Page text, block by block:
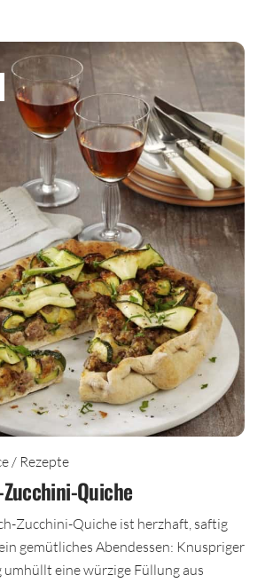
/ Rezepte
Quiche
Zucchini-Quiche ist herzhaft, saftig
gemütliches Abendessen: Knuspriger
umhüllt eine würzige Füllung aus